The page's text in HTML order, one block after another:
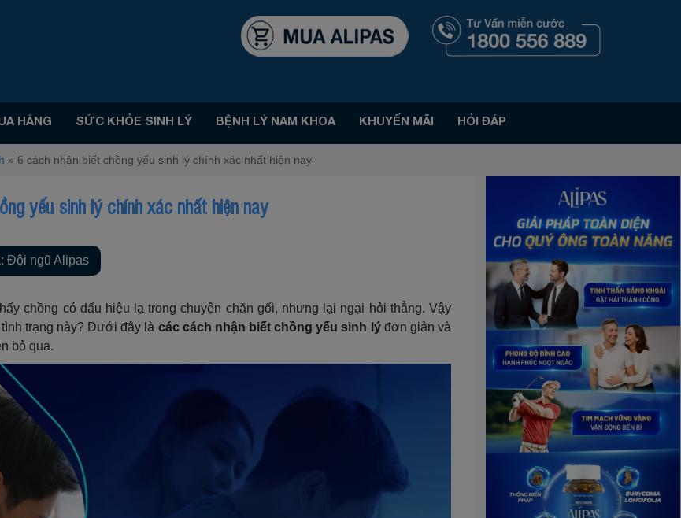
HÀNG SỨC KHỎE SINH LÝ BỆNH LÝ NAM KHOA KHUYẾN MÃI HỎI ĐÁP
» 6 cách nhận biết chồng yếu sinh lý chính xác nhất hiện nay
yếu sinh lý chính xác nhất hiện nay
Đội ngũ Alipas
chồng có dấu hiệu lạ trong chuyện chăn gối, nhưng lại ngại hỏi thẳng. Vậy
trạng này? Dưới đây là các cách nhận biết chồng yếu sinh lýđơn giản và
bỏ qua.